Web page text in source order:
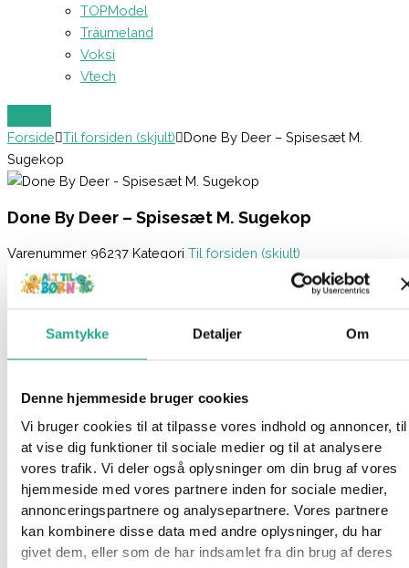
Samtykke Detaljer Om
Denne hjemmeside bruger cookies
Vi bruger cookies til at tilpasse vores indhold og annoncer, til
at vise dig funktioner til sociale medier og til at analysere
vores trafik. Vi deler også oplysninger om din brug af vores
hjemmeside med vores partnere inden for sociale medier,
annonceringspartnere og analysepartnere. Vores partnere
kan kombinere disse data med andre oplysninger, du har
givet dem, eller som de har indsamlet fra din brug af deres
TOPModel
Träumeland
Voksi
Vtech
Forside Til forsiden (skjult)
Done By Deer – Spisesæt M.
Sugekop
Done By Deer – Spisesæt M. Sugekop
Varenummer 96237 Kategori Til forsiden (skjult)
Beskrivelse
Done by deer Stick&Stay spisesæt er omhyggeligt designet til
blå nuancer med præget Deer friends-detaljer.
Med sugebaser under skålen og tallerkenen sikres stabilitet
under måltiderne, hvilket forhindrer spild og gør spisetiden
lettere.
Sættet er fremstillet af 100% fødevaregodkendt, BPA-fri
silikone, hvilket gør det sikkert for børn. Gør måltiderne mere
fornøjelige med dette funktionelle spisesæt, der kombinerer